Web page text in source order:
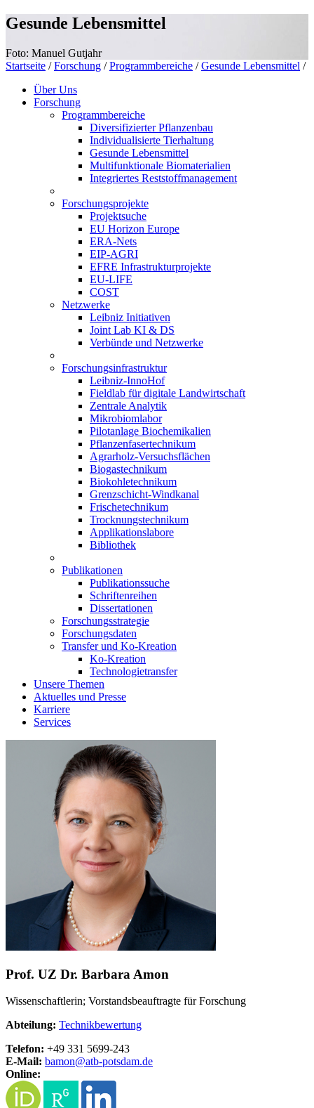
Gesunde Lebensmittel
Foto: Manuel Gutjahr
Startseite / Forschung / Programmbereiche / Gesunde Lebensmittel /
Über Uns
Forschung
Programmbereiche
Diversifizierter Pflanzenbau
Individualisierte Tierhaltung
Gesunde Lebensmittel
Multifunktionale Biomaterialien
Integriertes Reststoffmanagement
Forschungsprojekte
Projektsuche
EU Horizon Europe
ERA-Nets
EIP-AGRI
EFRE Infrastrukturprojekte
EU-LIFE
COST
Netzwerke
Leibniz Initiativen
Joint Lab KI & DS
Verbünde und Netzwerke
Forschungsinfrastruktur
Leibniz-InnoHof
Fieldlab für digitale Landwirtschaft
Zentrale Analytik
Mikrobiomlabor
Pilotanlage Biochemikalien
Pflanzenfasertechnikum
Agrarholz-Versuchsflächen
Biogastechnikum
Biokohletechnikum
Grenzschicht-Windkanal
Frischetechnikum
Trocknungstechnikum
Applikationslabore
Bibliothek
Publikationen
Publikationssuche
Schriftenreihen
Dissertationen
Forschungsstrategie
Forschungsdaten
Transfer und Ko-Kreation
Ko-Kreation
Technologietransfer
Unsere Themen
Aktuelles und Presse
Karriere
Services
Prof. UZ Dr. Barbara Amon
Wissenschaftlerin; Vorstandsbeauftragte für Forschung
Abteilung: Technikbewertung
Telefon: +49 331 5699-243
E-Mail: bamon@atb-potsdam.de
Online: